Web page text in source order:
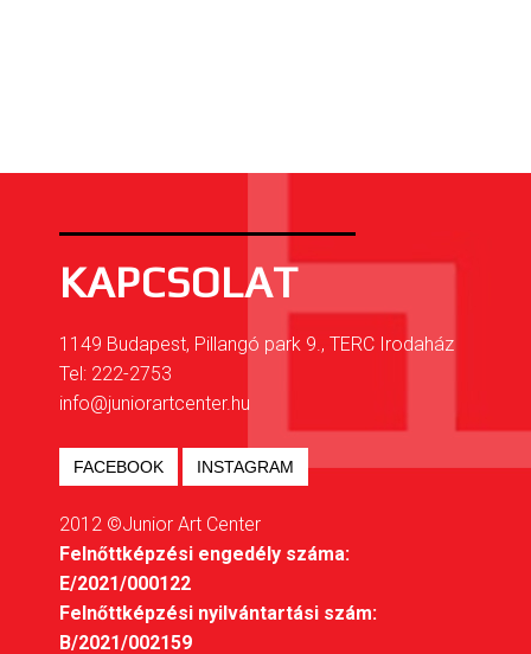
KAPCSOLAT
1149 Budapest, Pillangó park 9., TERC Irodaház
Tel: 222-2753
info@juniorartcenter.hu
FACEBOOK INSTAGRAM
2012 ©Junior Art Center
Felnőttképzési engedély száma:
E/2021/000122
Felnőttképzési nyilvántartási szám:
B/2021/002159